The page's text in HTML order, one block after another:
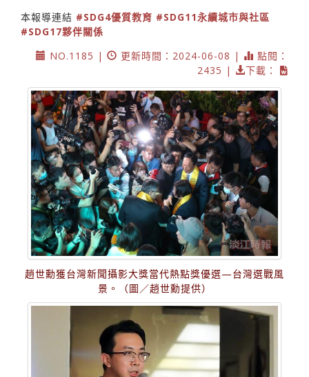
本報導連結 #SDG4優質教育 #SDG11永續城市與社區
#SDG17夥伴關係
NO.1185 |
更新時間：2024-06-08 |
點閱：
2435 |
下載：
趙世勳獲台灣新聞攝影大獎當代熱點獎優選—台灣選戰風
景。（圖／趙世勳提供）